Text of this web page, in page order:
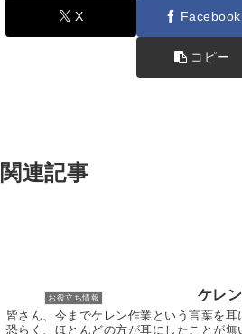
X Facebook
コピー
関連記事
お役立ち情報 ケレ
皆さん、今までケレン作業という言葉を耳
恐らく、ほとんどの方が耳にしたことが無